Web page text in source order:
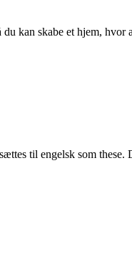
kan skabe et hjem, hvor
til engelsk som these.